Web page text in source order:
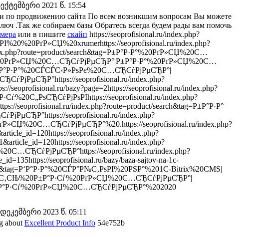
2021 წ. 15:54
по продвижению сайта По всем возникшим вопросам Вы можете
.Так же собираем базы Обратесь всегда будем рады вам помочь
или в пишите скайп https://seoprofisional.ru/index.php?
seoprofisional.ru/index.php?
search&tag=Р±Р°Р·Р°%20РґР»СЏ%20С…
seoprofisional.ru/index.php?
seoprofisional.ru/bazy?page=2https://seoprofisional.ru/index.php?
seoprofisional.ru/index.php?
seoprofisional.ru/index.php?route=product/search&tag=Р±Р°Р·Р°
seoprofisional.ru/index.php?
seoprofisional.ru/index.php?
seoprofisional.ru/index.php?
seoprofisional.ru/index.php?
seoprofisional.ru/index.php?
seoprofisional.ru/bazy/baza-sajtov-na-1c-
Bitrix%20CMS|
2023 წ. 05:11
about Excellent Product Info54e752b